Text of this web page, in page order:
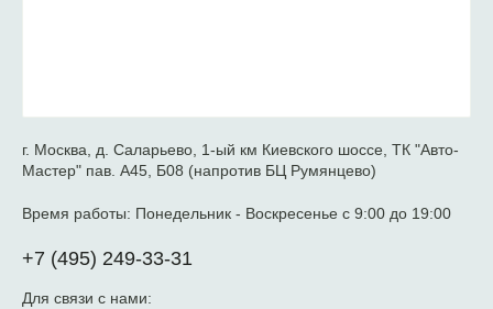
г. Москва, д. Саларьево, 1-ый км Киевского шоссе, ТК "Авто-
Мастер" пав. А45, Б08 (напротив БЦ Румянцево)
Время работы: Понедельник - Воскресенье с 9:00 до 19:00
+7 (495) 249-33-31
Для связи с нами: